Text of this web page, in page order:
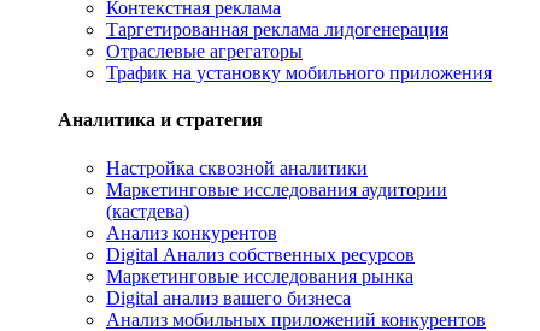
Контекстная реклама
Таргетированная реклама лидогенерация
Отраслевые агрегаторы
Трафик на установку мобильного приложения
Аналитика и стратегия
Настройка сквозной аналитики
Маркетинговые исследования аудитории
(кастдева)
Анализ конкурентов
Digital Анализ собственных ресурсов
Маркетинговые исследования рынка
Digital анализ вашего бизнеса
Анализ мобильных приложений конкурентов